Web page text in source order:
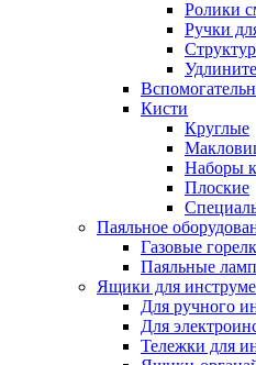
Ролики
Ручки
Кисти
Круглые
Наборы
Плоские
Паяльное
Газовые
Паяльные
Ящики для
Для ручного
Для
Тележки для